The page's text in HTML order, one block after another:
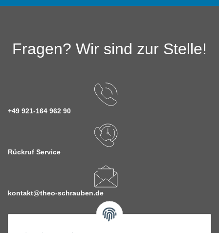
Fragen? Wir sind zur Stelle!
+49 921-164 962 90
Rückruf Service
kontakt@theo-schrauben.de